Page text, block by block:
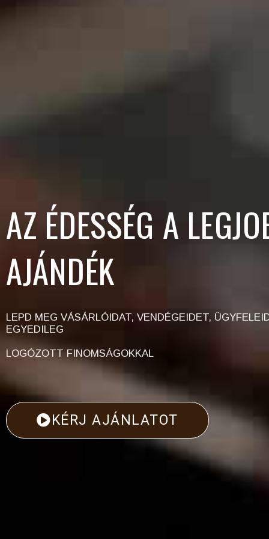
AZ ÉDESSÉG A
AJÁNDÉK
LEPD MEG VÁSÁRLÓIDAT, VENDÉGEIDET,
EGYEDILEG
LOGÓZOTT FINOMSÁGOKKAL
KÉRJ AJÁNLATOT